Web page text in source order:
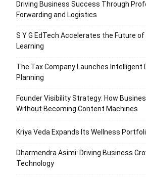
Driving Business Success Through
Forwarding and Logistics
S Y G EdTech Accelerates the Future
Learning
The Tax Company Launches Intelligent
Planning
Founder Visibility Strategy: How
Without Becoming Content Machines
Kriya Veda Expands Its Wellness
Dharmendra Asimi: Driving Business
Technology